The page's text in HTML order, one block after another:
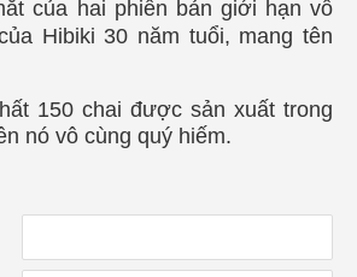
của hai phiên bản giới hạn vô
Hibiki 30 năm tuổi, mang tên
150 chai được sản xuất trong
nó vô cùng quý hiếm.